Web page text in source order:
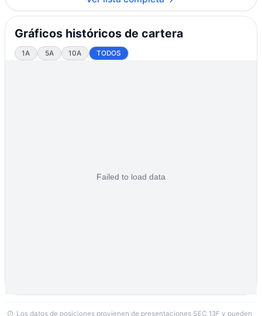
Gráficos históricos de cartera
1A 5A 10A TODOS
Los datos de posiciones provienen de presentaciones SEC 13F y pueden